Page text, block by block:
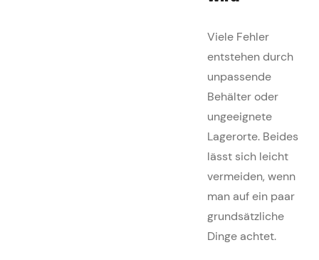
Viele Fehler
entstehen durch
unpassende
Behälter oder
ungeeignete
Lagerorte. Beides
lässt sich leicht
vermeiden, wenn
man auf ein paar
grundsätzliche
Dinge achtet.